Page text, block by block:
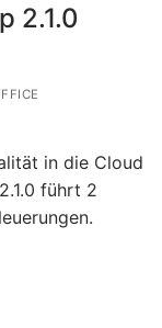
2.1.0
in die Cloud
führt 2